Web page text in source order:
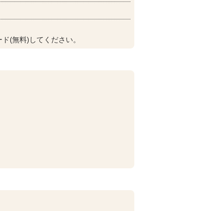
(無料)してください。